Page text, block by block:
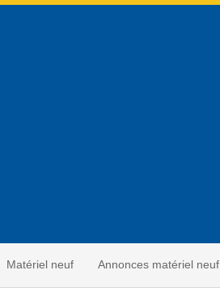
Matériel neuf Annonces matériel neuf